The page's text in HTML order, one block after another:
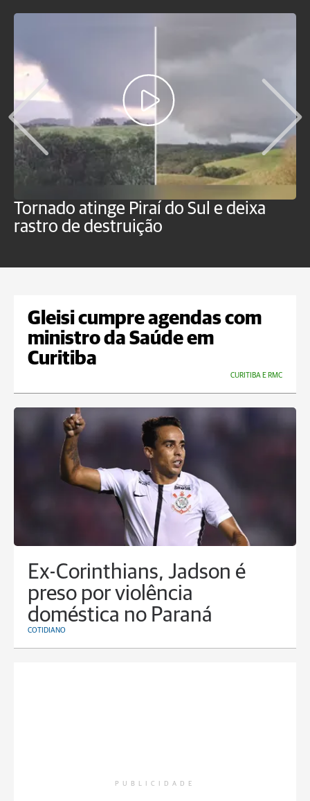
Tornado atinge Piraí do Sul e deixa
rastro de destruição
Gleisi cumpre agendas com
ministro da Saúde em
Curitiba
CURITIBA E RMC
Ex-Corinthians, Jadson é
preso por violência
doméstica no Paraná
COTIDIANO
PUBLICIDADE